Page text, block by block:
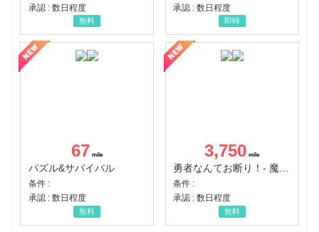
承認 : 数日程度
無料
承認 : 数日程度
即時
67
パズル&サバイバル
条件 :
承認 : 数日程度
無料
3,750
条件 :
承認 : 数日程度
無料